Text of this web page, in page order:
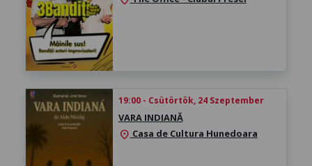
19:00 - Csütörtök, 24 Szeptember
VARA INDIANĂ
location_on Casa de Cultura Hunedoara